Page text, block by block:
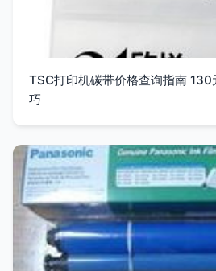
TSC打印机碳带价格查询指南 130
巧